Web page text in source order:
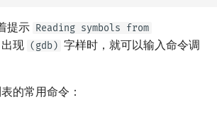
提示 Reading symbols from
出现 (gdb) 字样时，就可以输入命令调
的常用命令：